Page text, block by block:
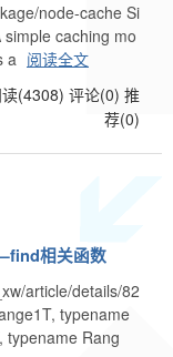
node-cache Si
caching mo
a 阅读全文
(4308) 评论(0) 推
荐(0)
相关函数
article/details/82
typename
typename Rang